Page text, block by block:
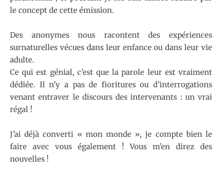
le concept de cette émission.
Des anonymes nous racontent des expériences
surnaturelles vécues dans leur enfance ou dans leur vie
adulte.
Ce qui est génial, c’est que la parole leur est vraiment
dédiée. Il n’y a pas de fioritures ou d’interrogations
venant entraver le discours des intervenants : un vrai
régal !
J’ai déjà converti « mon monde », je compte bien le
faire avec vous également ! Vous m’en direz des
nouvelles !